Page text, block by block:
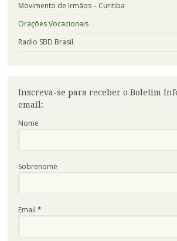
Movimento de Irmãos – Curitiba
Orações Vocacionais
Radio SBD Brasil
Inscreva-se para receber o Boletim
email:
Nome
Sobrenome
Email *